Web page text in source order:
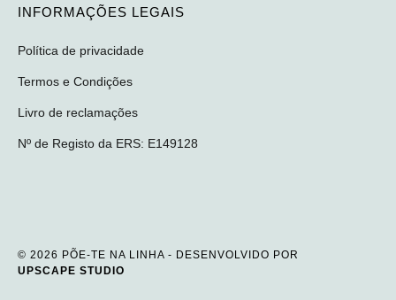
INFORMAÇÕES LEGAIS
Política de privacidade
Termos e Condições
Livro de reclamações
Nº de Registo da ERS: E149128
© 2026 PÕE-TE NA LINHA - DESENVOLVIDO POR
UPSCAPE STUDIO